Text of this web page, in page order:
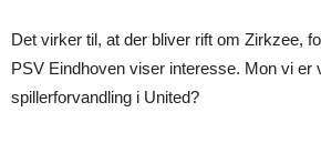
Det virker til, at der bliver rift om Zirkzee,
PSV Eindhoven viser interesse. Mon vi er
spillerforvandling i United?